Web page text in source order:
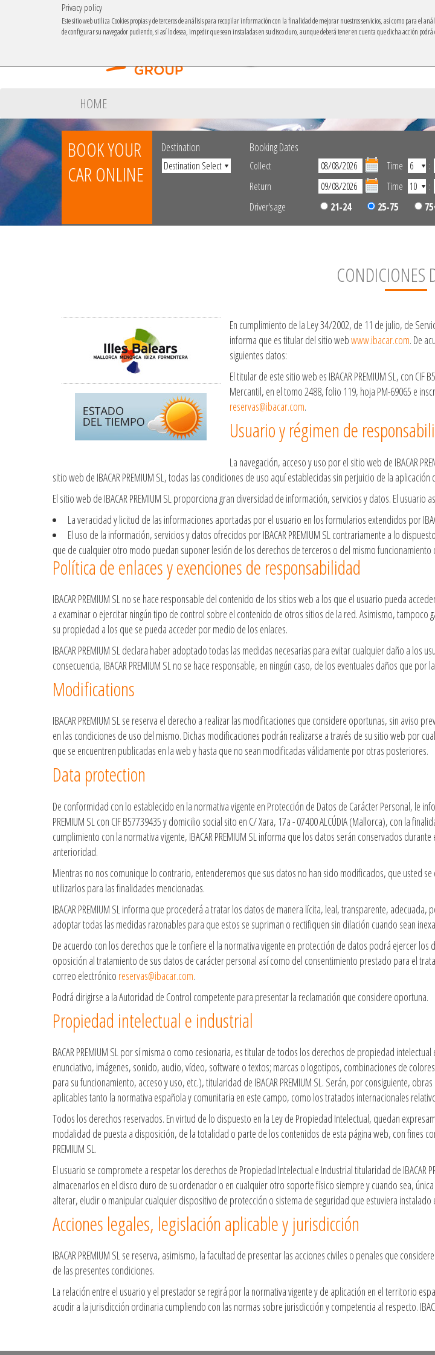
Privacy policy
Este sitio web utiliza Cookies propias y de terceros de análisis para recopilar información con la finalidad de mejorar nuestros servicios, así como para el
de configurar su navegador pudiendo, si así lo desea, impedir que sean instaladas en su disco duro, aunque deberá tener en cuenta que dicha acción
HOME
BOOK YOUR
CAR ONLINE
Destination Booking Dates
Collect Time
:
Return
Time
:
Driver's age
21-24 25-75
CONDICIONES
En cumplimiento de la Ley 34/2002, de 11 de julio, de
informa que es titular del sitio webwww.ibacar.com. De
siguientes datos:
El titular de este sitio web es IBACAR PREMIUM SL, con
Mercantil, en el tomo 2488, folio 119, hoja PM-69065 e
reservas@ibacar.com.
Usuario y régimen de
La navegación, acceso y uso por el sitio web de IBACAR
sitio web de IBACAR PREMIUM SL, todas las condiciones de uso aquí establecidas sin perjuicio de la
El sitio web de IBACAR PREMIUM SL proporciona gran diversidad de información, servicios y datos. El
La veracidad y licitud de las informaciones aportadas por el usuario en los formularios extendidos por
El uso de la información, servicios y datos ofrecidos por IBACAR PREMIUM SL contrariamente a lo
que de cualquier otro modo puedan suponer lesión de los derechos de terceros o del mismo funcionamiento
Política de enlaces y exenciones de responsabilidad
IBACAR PREMIUM SL no se hace responsable del contenido de los sitios web a los que el usuario pueda
a examinar o ejercitar ningún tipo de control sobre el contenido de otros sitios de la red. Asimismo,
su propiedad a los que se pueda acceder por medio de los enlaces.
IBACAR PREMIUM SL declara haber adoptado todas las medidas necesarias para evitar cualquier daño a
consecuencia, IBACAR PREMIUM SL no se hace responsable, en ningún caso, de los eventuales daños que
Modifications
IBACAR PREMIUM SL se reserva el derecho a realizar las modificaciones que considere oportunas, sin
en las condiciones de uso del mismo. Dichas modificaciones podrán realizarse a través de su sitio web por
que se encuentren publicadas en la web y hasta que no sean modificadas válidamente por otras posteriores.
Data protection
De conformidad con lo establecido en la normativa vigente en Protección de Datos de Carácter Personal, le
PREMIUM SL con CIF B57739435 y domicilio social sito en C/ Xara, 17a - 07400 ALCÚDIA (Mallorca), con la
cumplimiento con la normativa vigente, IBACAR PREMIUM SL informa que los datos serán conservados
anterioridad.
Mientras no nos comunique lo contrario, entenderemos que sus datos no han sido modificados, que usted
utilizarlos para las finalidades mencionadas.
IBACAR PREMIUM SL informa que procederá a tratar los datos de manera lícita, leal, transparente, adecuada,
adoptar todas las medidas razonables para que estos se supriman o rectifiquen sin dilación cuando sean
De acuerdo con los derechos que le confiere el la normativa vigente en protección de datos podrá ejercer
oposición al tratamiento de sus datos de carácter personal así como del consentimiento prestado para el
correo electrónico reservas@ibacar.com.
Podrá dirigirse a la Autoridad de Control competente para presentar la reclamación que considere oportuna.
Propiedad intelectual e industrial
BACAR PREMIUM SL por sí misma o como cesionaria, es titular de todos los derechos de propiedad
enunciativo, imágenes, sonido, audio, vídeo, software o textos; marcas o logotipos, combinaciones de
para su funcionamiento, acceso y uso, etc.), titularidad de IBACAR PREMIUM SL. Serán, por consiguiente,
aplicables tanto la normativa española y comunitaria en este campo, como los tratados internacionales
Todos los derechos reservados. En virtud de lo dispuesto en la Ley de Propiedad Intelectual, quedan
modalidad de puesta a disposición, de la totalidad o parte de los contenidos de esta página web, con fines
PREMIUM SL.
El usuario se compromete a respetar los derechos de Propiedad Intelectual e Industrial titularidad de
almacenarlos en el disco duro de su ordenador o en cualquier otro soporte físico siempre y cuando sea,
alterar, eludir o manipular cualquier dispositivo de protección o sistema de seguridad que estuviera instalado
Acciones legales, legislación aplicable y jurisdicción
IBACAR PREMIUM SL se reserva, asimismo, la facultad de presentar las acciones civiles o penales que
de las presentes condiciones.
La relación entre el usuario y el prestador se regirá por la normativa vigente y de aplicación en el territorio
acudir a la jurisdicción ordinaria cumpliendo con las normas sobre jurisdicción y competencia al respecto.